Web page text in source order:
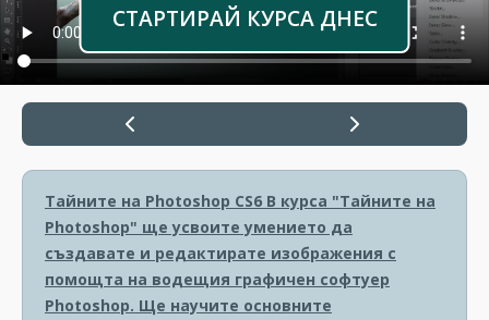
СТАРТИРАЙ КУРСА ДНЕС
Тайните на Photoshop CS6 В курса "Тайните на
Photoshop" ще усвоите умението да
създавате и редактирате изображения с
помощта на водещия графичен софтуер
Photoshop. Ще научите основните